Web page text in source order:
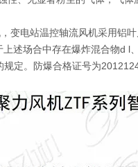
变电站温控轴流风机采用铝
述场合中存在爆炸混合物d
定。防爆合格证号为